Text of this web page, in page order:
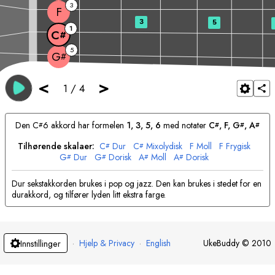
< 1 / 4 >
G# 5
C# 1
F 3
3 5
Den C#6 akkord har formelen 1, 3, 5, 6 med notater C#, F, G#, A#
Tilhørende skalaer: C# Dur C# Mixolydisk F Moll F Frygisk
G# Dur G# Dorisk A# Moll A# Dorisk
Dur sekstakkorden brukes i pop og jazz. Den kan brukes i stedet for en
durakkord, og tilfører lyden litt ekstra farge.
Innstillinger · Hjelp & Privacy · English UkeBuddy © 2010